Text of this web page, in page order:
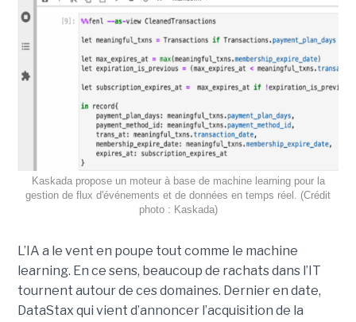
Kaskada propose un moteur à base de machine learning pour la
gestion de flux d'événements et de données en temps réel. (Crédit
photo : Kaskada)
L’IA a le vent en poupe tout comme le machine
learning. En ce sens, beaucoup de rachats dans l’IT
tournent autour de ces domaines. Dernier en date,
DataStax qui vient d’annoncer l’acquisition de la